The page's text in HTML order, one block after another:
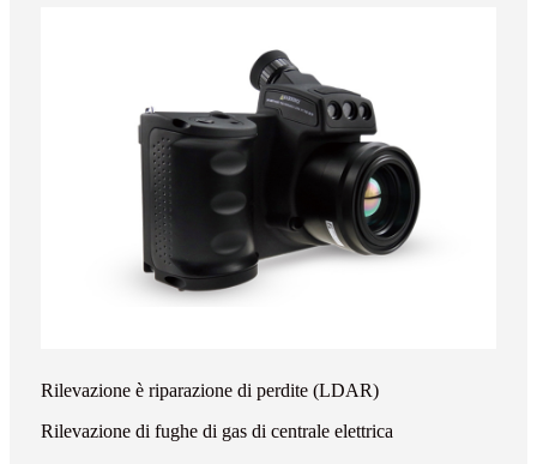
Rilevazione è riparazione di perdite (LDAR)
Rilevazione di fughe di gas di centrale elettrica